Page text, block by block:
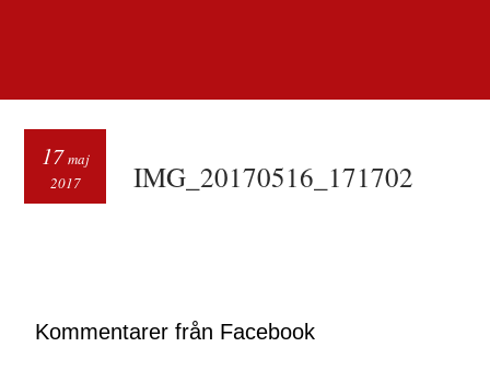
IMG_20170516_171702
17 maj
2017
Kommentarer från Facebook